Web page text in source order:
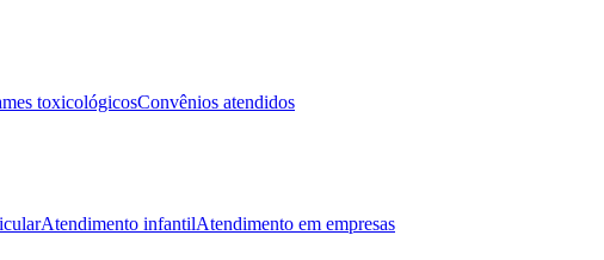
toxicológicosConvênios atendidos
Atendimento infantilAtendimento em empresas